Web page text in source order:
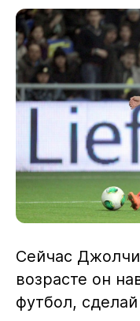
Сейчас
возрасте он
футбол,